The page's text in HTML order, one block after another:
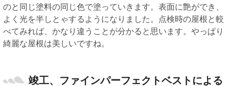
のと同じ塗料の同じ色で塗っていきます。表面に艶ができ、
よく光を半しとゃするようになりました。点検時の屋根と較
べてみれば、かなり違うことが分かると思います。やっぱり
綺麗な屋根は美しいですね。
竣工、ファインパーフェクトベストによる